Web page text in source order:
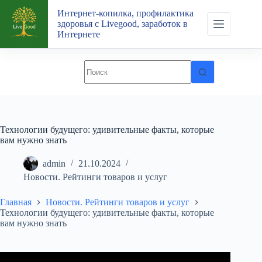
Перейти
сути
Интернет-копилка, профилактика
здоровья с Livegood, заработок в
Интернете
Технологии будущего: удивительные факты, которые
вам нужно знать
admin
21.10.2024
Новости. Рейтинги товаров и услуг
Главная
Новости. Рейтинги товаров и услуг
Технологии будущего: удивительные факты, которые
вам нужно знать